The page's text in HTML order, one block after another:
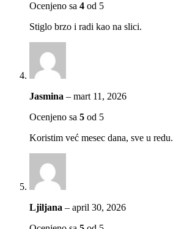
Ocenjeno sa 4 od 5
Stiglo brzo i radi kao na slici.
Jasmina – mart 11, 2026
Ocenjeno sa 5 od 5
Koristim već mesec dana, sve u redu.
Ljiljana – april 30, 2026